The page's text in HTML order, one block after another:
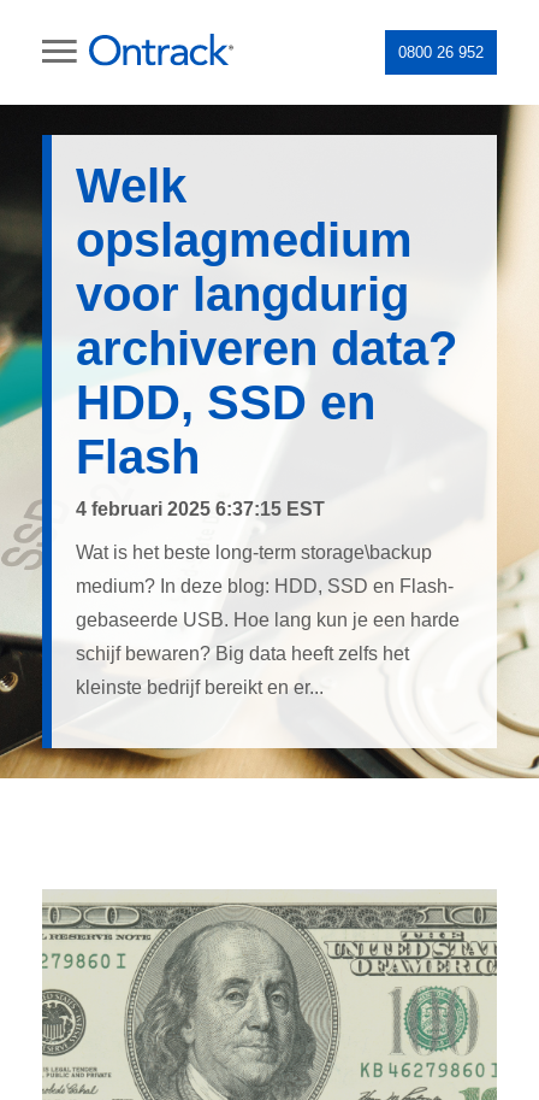
0800 26 952
Welk
opslagmedium
voor langdurig
archiveren data?
HDD, SSD en
Flash
4 februari 2025 6:37:15 EST
Wat is het beste long-term storage\backup
medium? In deze blog: HDD, SSD en Flash-
gebaseerde USB. Hoe lang kun je een harde
schijf bewaren? Big data heeft zelfs het
kleinste bedrijf bereikt en er...